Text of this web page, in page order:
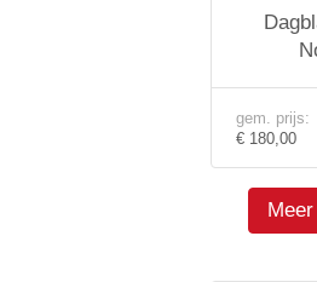
gem. prijs:
€ 180,00